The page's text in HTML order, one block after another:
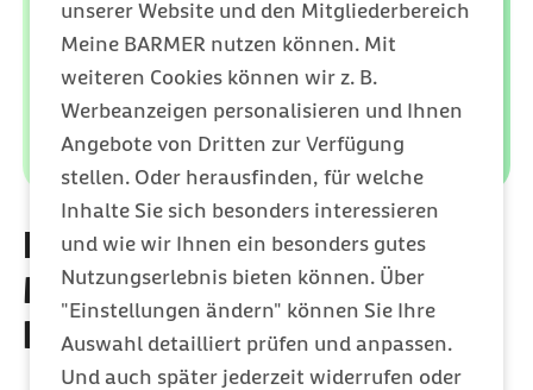
unserer Website und den Mitgliederbereich
Meine BARMER nutzen können. Mit
weiteren Cookies können wir z. B.
Werbeanzeigen personalisieren und Ihnen
Angebote von Dritten zur Verfügung
stellen. Oder herausfinden, für welche
Inhalte Sie sich besonders interessieren
und wie wir Ihnen ein besonders gutes
Nutzungserlebnis bieten können. Über
"Einstellungen ändern" können Sie Ihre
Auswahl detailliert prüfen und anpassen.
Und auch später jederzeit widerrufen oder
Ersatzbescheinigung über
Meine Barmer
herunterladen